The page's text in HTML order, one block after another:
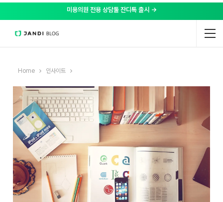
미용의원 전용 상담툴 잔디톡 출시 →
Home 인사이트